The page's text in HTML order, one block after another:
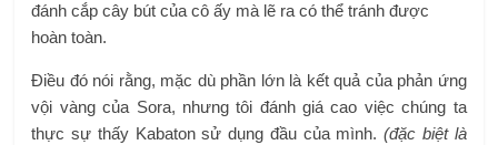
đánh cắp cây bút của cô ấy mà lẽ ra có thể tránh được
hoàn toàn.
Điều đó nói rằng, mặc dù phần lớn là kết quả của phản ứng
vội vàng của Sora, nhưng tôi đánh giá cao việc chúng ta
thực sự thấy Kabaton sử dụng đầu của mình.(đặc biệt là